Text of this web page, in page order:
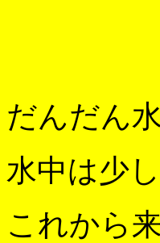
だんだん
水中は少
これから